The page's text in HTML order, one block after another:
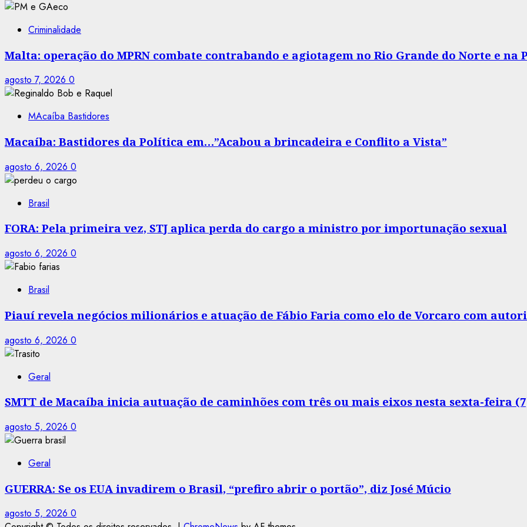
Criminalidade
Malta: operação do MPRN combate contrabando e agiotagem no Rio Grande do Norte e na
agosto 7, 2026 0
MAcaíba Bastidores
Macaíba: Bastidores da Política em…”Acabou a brincadeira e Conflito a Vista”
agosto 6, 2026 0
Brasil
FORA: Pela primeira vez, STJ aplica perda do cargo a ministro por importunação sexual
agosto 6, 2026 0
Brasil
Piauí revela negócios milionários e atuação de Fábio Faria como elo de Vorcaro com
agosto 6, 2026 0
Geral
SMTT de Macaíba inicia autuação de caminhões com três ou mais eixos nesta sexta-feira
agosto 5, 2026 0
Geral
GUERRA: Se os EUA invadirem o Brasil, “prefiro abrir o portão”, diz José Múcio
agosto 5, 2026 0